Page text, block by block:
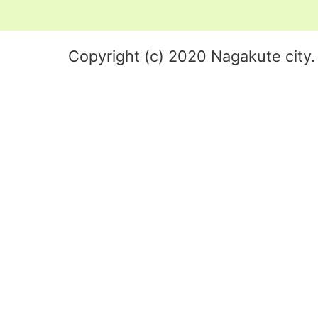
Copyright (c) 2020 Nagakute